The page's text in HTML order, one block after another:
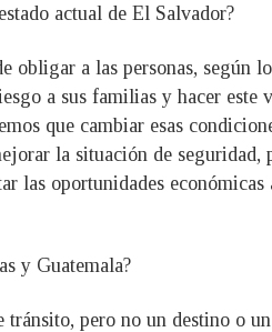
actual de El Salvador?
obligar a las personas, según
a sus familias y hacer este
que cambiar esas
la situación de seguridad,
las oportunidades económicas
y Guatemala?
tránsito, pero no un destino o